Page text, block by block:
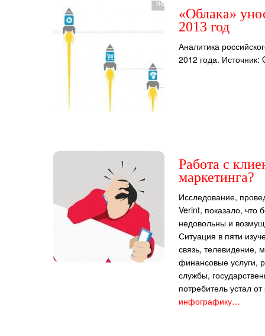
«Облака»
2013 год
Аналитика
2012 года. Источник:
Работа с
маркетинга?
Исследование,
Verint, показало, что
недовольны и
Ситуация в пяти
связь, телевидение,
финансовые услуги,
службы,
потребитель устал
инфографику…